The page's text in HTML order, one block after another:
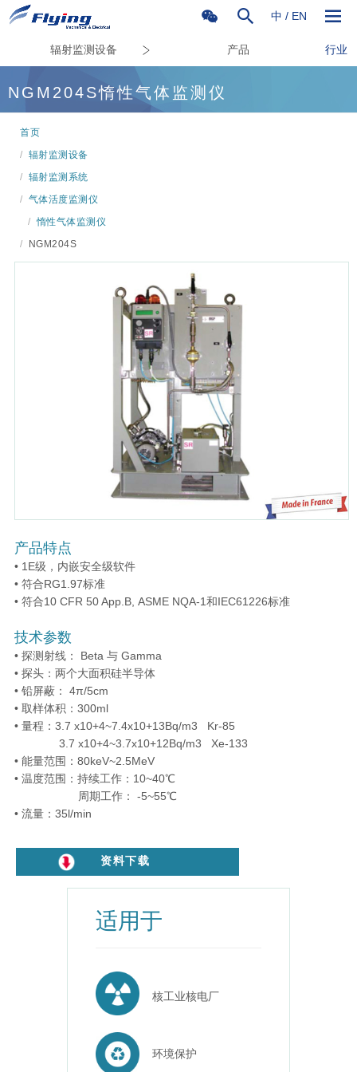
中 / EN
辐射监测设备 产品 行业
NGM204S惰性气体监测仪
首页
/ 辐射监测设备
/ 辐射监测系统
/ 气体活度监测仪
/ 惰性气体监测仪
/
NGM204S
产品特点
• 1E级，内嵌安全级软件
• 符合RG1.97标准
• 符合10 CFR 50 App.B, ASME NQA-1和IEC61226标准
技术参数
• 探测射线： Beta 与 Gamma
• 探头：两个大面积硅半导体
• 铅屏蔽： 4π/5cm
• 取样体积：300ml
• 量程：3.7 x10+4~7.4x10+13Bq/m3 Kr-85
3.7 x10+4~3.7x10+12Bq/m3 Xe-133
• 能量范围：80keV~2.5MeV
• 温度范围：持续工作：10~40℃
周期工作： -5~55℃
• 流量：35l/min
资料下载
适用于
核工业核电厂
环境保护